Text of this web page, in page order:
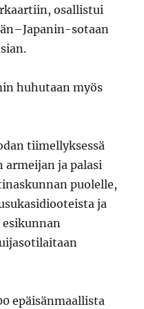
osallistui
sotaan
huhutaan myös
tiimellyksessä
armeijan ja palasi
puolelle,
ja
epäisänmaallista